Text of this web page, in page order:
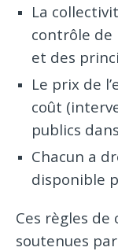
La
contrôle de
et des
Le prix de
coût
publics
Chacun a
disponible
Ces règles
soutenues